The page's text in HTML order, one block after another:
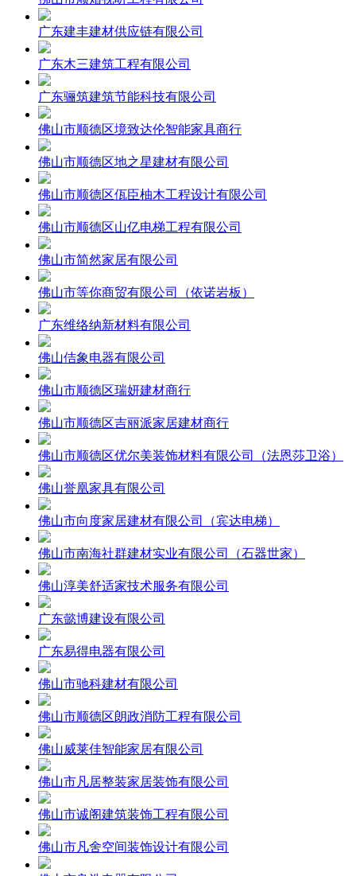
广东建丰建材供应链有限公司
广东木三建筑工程有限公司
广东骊筑建筑节能科技有限公司
佛山市顺德区境致达伦智能家具商行
佛山市顺德区地之星建材有限公司
佛山市顺德区佤臣柚木工程设计有限公司
佛山市顺德区山亿电梯工程有限公司
佛山市简然家居有限公司
佛山市等你商贸有限公司（依诺岩板）
广东维络纳新材料有限公司
佛山佶象电器有限公司
佛山市顺德区瑞妍建材商行
佛山市顺德区吉丽派家居建材商行
佛山市顺德区优尔美装饰材料有限公司（法恩莎卫浴）
佛山誉凰家具有限公司
佛山市向度家居建材有限公司（宾达电梯）
佛山市南海社群建材实业有限公司（石器世家）
佛山淳美舒适家技术服务有限公司
广东懿博建设有限公司
广东易得电器有限公司
佛山市驰科建材有限公司
佛山市顺德区朗政消防工程有限公司
佛山威莱佳智能家居有限公司
佛山市凡居整装家居装饰有限公司
佛山市诚阁建筑装饰工程有限公司
佛山市凡舍空间装饰设计有限公司